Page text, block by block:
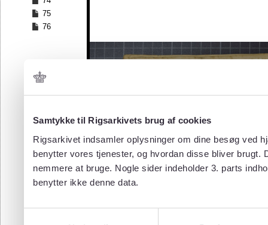
Samtykke til Rigsarkivets brug af cookies
Rigsarkivet indsamler oplysninger om dine besøg ved
benytter vores tjenester, og hvordan disse bliver
nemmere at bruge. Nogle sider indeholder 3. parts
benytter ikke denne data.
75
76